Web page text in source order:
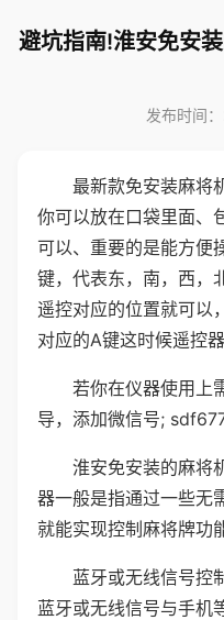
避坑指南!淮安免安
发布时间
最新款免安装麻将
你可以放在口袋里面、
可以、重要的是能方便
键，代表东，南，西，
遥控对应的位置就可以
对应的A键这时候遥控
若你在仪器使用上
导，添加微信号;
淮安免安装的麻将
器一般是指通过一些无
就能实现控制麻将牌功
蓝牙或无线信号控
蓝牙或无线信号与手机